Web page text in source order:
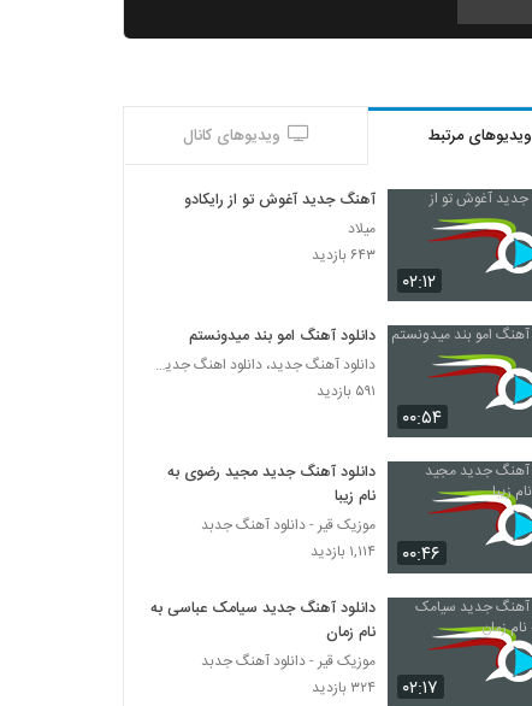
صادق آتشی آهنگ عاشقانه
میثم هیوا آهنگ یواشکی
۲۵۵ بازدید
Mastan Masto Kharab)
موزیک زیبای به درک از ارسلان فهیمی
۲۷۱ بازدید
دانلود آهنگ شیدایی (به همراه مصطفی شریفی)
از امیر سهرابی
دانلود آهنگ وقت رفتن از شاهین میری به
همراه متن ترانه
۲۷۶ بازدید
ویدیوهای مرتبط ویدیوهای کانال
۰۲:۱۲
آهنگ جدید آغوش تو از رایکادو
میلاد
۶۴۳ بازدید
۰۰:۵۴
دانلود آهنگ امو بند میدونستم
دانلود آهنگ جدید، دانلود اهنگ جدید ایرانی
۵۹۱ بازدید
۰۰:۴۶
دانلود آهنگ جدید مجید رضوی به
نام زیبا
موزیک قیر - دانلود آهنگ جدبد
۱,۱۱۴ بازدید
۰۲:۱۷
دانلود آهنگ جدید سیامک عباسی به
نام زمان
موزیک قیر - دانلود آهنگ جدبد
۳۲۴ بازدید